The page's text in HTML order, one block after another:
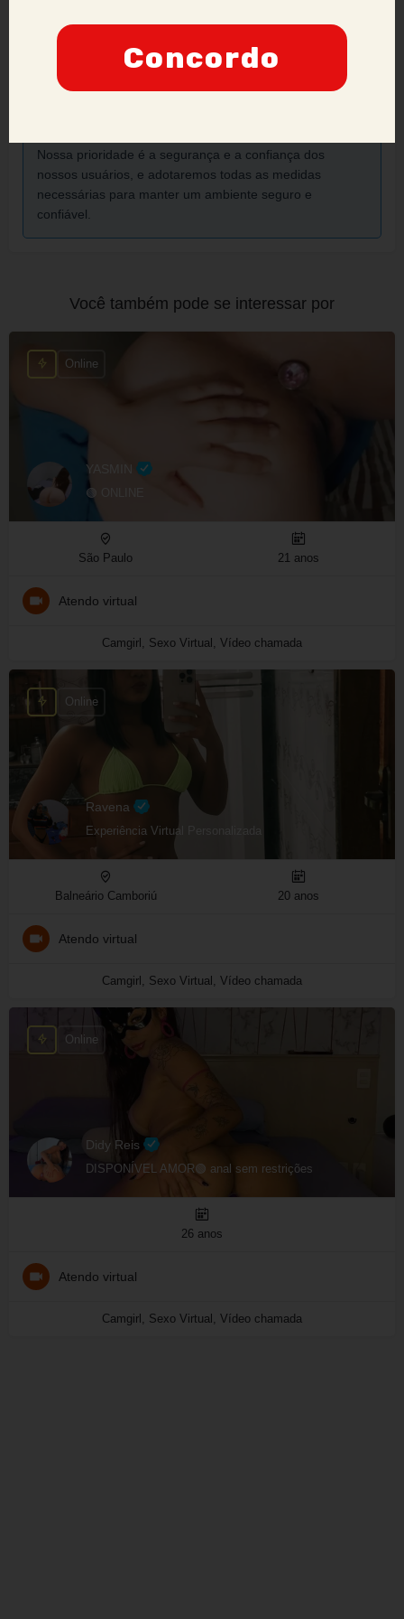
Por favor, inclua prints e informações adicionais para que
possamos analisar a situação de forma mais eficaz.
Anunciantes que acumularem várias denúncias podem
Nossa prioridade é a segurança e a confiança dos
nossos usuários, e adotaremos todas as medidas
necessárias para manter um ambiente seguro e
confiável.
Você também pode se interessar por
YASMIN
🟢 ONLINE
Online
São Paulo 21 anos
Atendo virtual
Camgirl, Sexo Virtual, Vídeo chamada
Ravena
Experiência Virtual Personalizada
Online
Balneário Camboriú 20 anos
Atendo virtual
Camgirl, Sexo Virtual, Vídeo chamada
Didy Reis
DISPONÍVEL AMOR🟢 anal sem restrições
Online
26 anos
Atendo virtual
Camgirl, Sexo Virtual, Vídeo chamada
Concordo